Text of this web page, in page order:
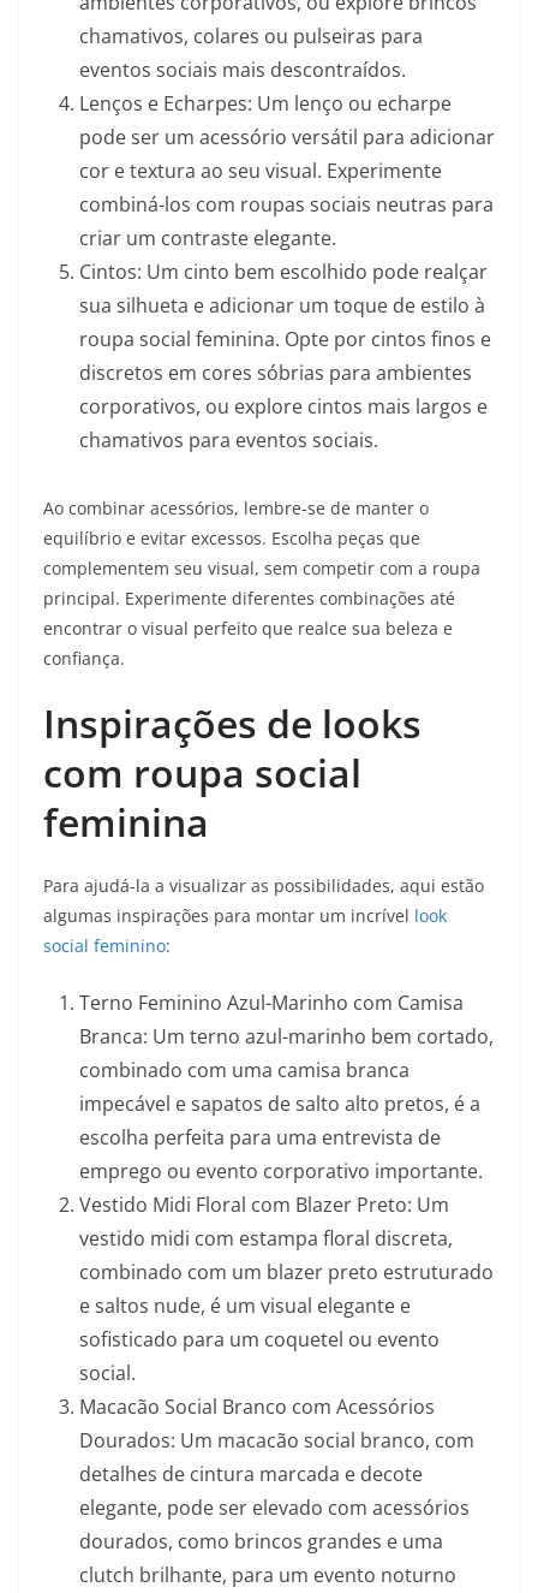
chamativos, colares ou pulseiras para
eventos sociais mais descontraídos.
Lenços e Echarpes: Um lenço ou echarpe
pode ser um acessório versátil para adicionar
cor e textura ao seu visual. Experimente
combiná-los com roupas sociais neutras para
criar um contraste elegante.
Cintos: Um cinto bem escolhido pode realçar
sua silhueta e adicionar um toque de estilo à
roupa social feminina. Opte por cintos finos e
discretos em cores sóbrias para ambientes
corporativos, ou explore cintos mais largos e
chamativos para eventos sociais.
Ao combinar acessórios, lembre-se de manter o
equilíbrio e evitar excessos. Escolha peças que
complementem seu visual, sem competir com a roupa
principal. Experimente diferentes combinações até
encontrar o visual perfeito que realce sua beleza e
confiança.
Inspirações de looks
com roupa social
feminina
Para ajudá-la a visualizar as possibilidades, aqui estão
algumas inspirações para montar um incrível look
social feminino:
Terno Feminino Azul-Marinho com Camisa
Branca: Um terno azul-marinho bem cortado,
combinado com uma camisa branca
impecável e sapatos de salto alto pretos, é a
escolha perfeita para uma entrevista de
emprego ou evento corporativo importante.
Vestido Midi Floral com Blazer Preto: Um
vestido midi com estampa floral discreta,
combinado com um blazer preto estruturado
e saltos nude, é um visual elegante e
sofisticado para um coquetel ou evento
social.
Macacão Social Branco com Acessórios
Dourados: Um macacão social branco, com
detalhes de cintura marcada e decote
elegante, pode ser elevado com acessórios
dourados, como brincos grandes e uma
clutch brilhante, para um evento noturno